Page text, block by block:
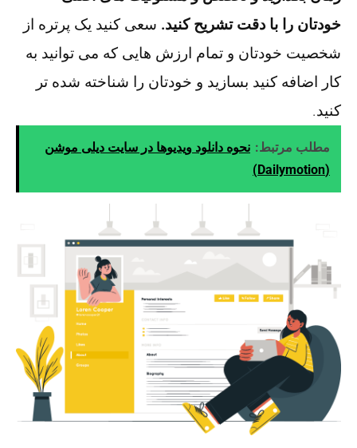
خودتان را با دقت تشریح کنید. سعی کنید یک پرتره از
شخصیت خودتان و تمام ارزش هایی که می توانید به
کار اضافه کنید بسازید و خودتان را شناخته شده تر
کنید.
مطلب مرتبط: نحوه دانلود ویدیوها در سایت دیلی موشن
(Dailymotion)